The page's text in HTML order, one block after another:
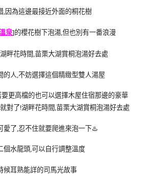
,因為這邊最接近外面的桐花樹
泉]的櫻花樹下泡湯,但也別有一番浪漫
人,不妨選擇這個精緻型雙人湯屋
更高檔的也可以選擇木屋住宿那邊的豪華
愛了,忍不住就要爬進來泡一下♨️
個水龍頭,可以自行調整溫度
候耳熟能詳的司馬光故事